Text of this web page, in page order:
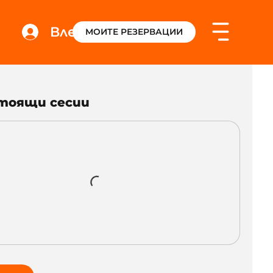
Влез МОИТЕ РЕЗЕРВАЦИИ
сесии